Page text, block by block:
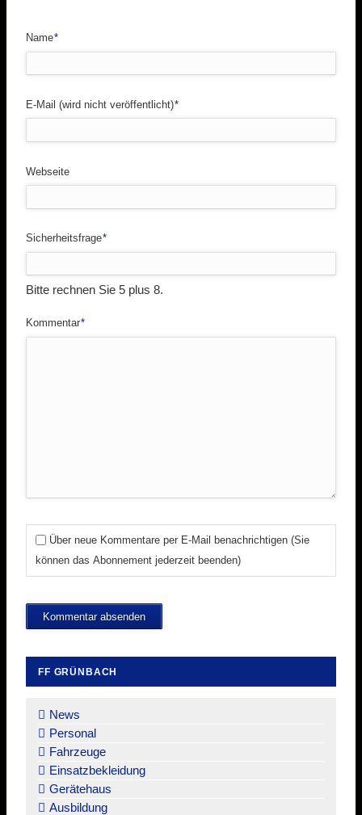
Pflichtfeld
Name*
Pflichtfeld
E-Mail (wird nicht veröffentlicht)*
Webseite
Pflichtfeld
Sicherheitsfrage*
Bitte rechnen Sie 5 plus 8.
Pflichtfeld
Kommentar*
Über neue Kommentare per E-Mail benachrichtigen (Sie
können das Abonnement jederzeit beenden)
Kommentar absenden
FF GRÜNBACH
überspringen
News
Personal
Fahrzeuge
Einsatzbekleidung
Gerätehaus
Ausbildung